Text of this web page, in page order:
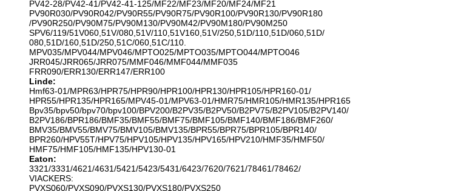
PV42-28/PV42-41/PV42-41-125/MF22/MF23/MF20/MF24/MF21
PV90R030/PV90R042/PV90R55/PV90R75/PV90R100/PV90R130/PV90R180
/PV90R250/PV90M75/PV90M130/PV90M42/PV90M180/PV90M250
SPV6/119/51V060,51V/080,51V/110,51V160,51V/250,51D/110,51D/060,51D/
080,51D/160,51D/250,51C/060,51C/110.
MPV035/MPV044/MPV046/MPTO025/MPTO035/MPTO044/MPTO046
JRR045/JRR065/JRR075/MMF046/MMF044/MMF035
FRR090/ERR130/ERR147/ERR100
Linde:
Hmf63-01/MPR63/HPR75/HPR90/HPR100/HPR130/HPR105/HPR160-01/
HPR55/HPR135/HPR165/MPV45-01/MPV63-01/HMR75/HMR105/HMR135/HPR165
Bpv35/bpv50/bpv70/bpv100/BPV200/B2PV35/B2PV50/B2PV75/B2PV105/B2PV140/
B2PV186/BPR186/BMF35/BMF55/BMF75/BMF105/BMF140/BMF186/BMF260/
BMV35/BMV55/BMV75/BMV105/BMV135/BPR55/BPR75/BPR105/BPR140/
BPR260/HPV55T/HPV75/HPV105/HPV135/HPV165/HPV210/HMF35/HMF50/
HMF75/HMF105/HMF135/HPV130-01
Eaton:
3321/3331/4621/4631/5421/5423/5431/6423/7620/7621/78461/78462/
VIACKERS:
PVXS060/PVXS090/PVXS130/PVXS180/PVXS250